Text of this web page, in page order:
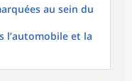
au sein du
l’automobile et la